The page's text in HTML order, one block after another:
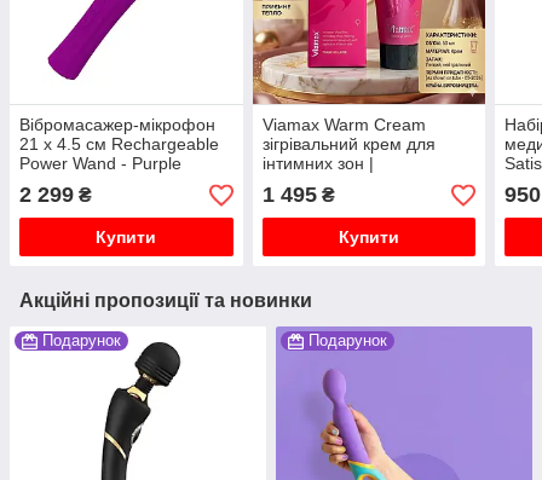
Вібромасажер-мікрофон
21 х 4.5 см Rechargeable
Power Wand - Purple
2 299 ₴
Купити
Viamax Warm Cream
зігрівальний крем для
інтимних зон |
даміаною | Швеція
1 495₴
Купити
950
Акційні пропозиції та новинки
Подарунок Подарунок